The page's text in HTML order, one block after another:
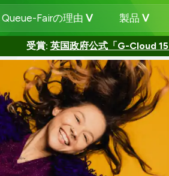
Queue-Fairの理由 製品
受賞: 英国政府公式「G-Cloud